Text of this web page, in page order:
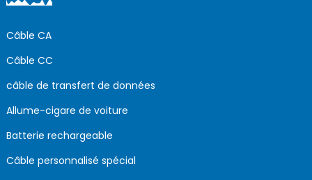
Câble CA
Câble CC
câble de transfert de données
Allume-cigare de voiture
Batterie rechargeable
Câble personnalisé spécial